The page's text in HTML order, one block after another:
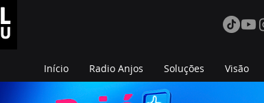
Início Radio Anjos Soluções Visão